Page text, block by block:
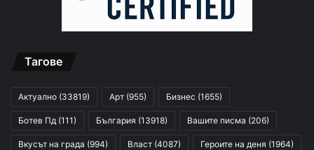
Тагове
Актуално (33819) Арт (955) Бизнес (1655)
Ботев Пд (111) България (13918) Вашите писма (206)
Вкусът на града (994) Власт (4087) Героите на деня (1964)